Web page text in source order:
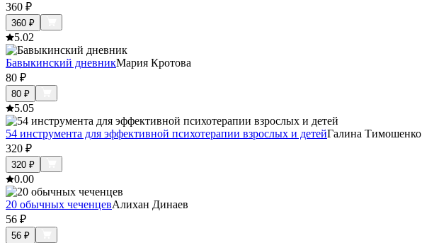
360 ₽
360 ₽
5.02
Бавыкинский дневникМария Кротова
80 ₽
80 ₽
5.05
54 инструмента для эффективной психотерапии взрослых и детейГалина Тимошенко
320 ₽
320 ₽
0.00
20 обычных чеченцевАлихан Динаев
56 ₽
56 ₽